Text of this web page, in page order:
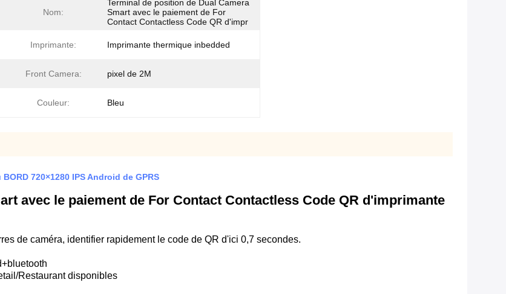
Nom:
Terminal de position de Dual Camera
Smart avec le paiement de For
Contact Contactless Code QR d'impr
Imprimante: Imprimante thermique inbedded
Front Camera: pixel de 2M
Couleur: Bleu
720×1280 IPS Android de GPRS
avec le paiement de For Contact Contactless Code QR d'imprimante
de caméra, identifier rapidement le code de QR d'ici 0,7 secondes.
Restaurant disponibles